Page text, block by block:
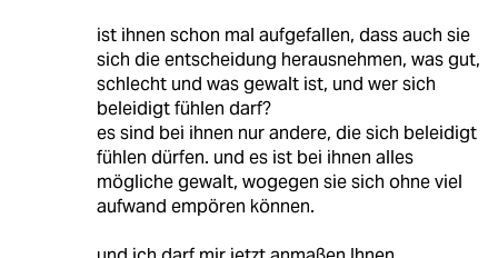
ist ihnen schon mal aufgefallen, dass auch sie
sich die entscheidung herausnehmen, was gut,
schlecht und was gewalt ist, und wer sich
beleidigt fühlen darf?
es sind bei ihnen nur andere, die sich beleidigt
fühlen dürfen. und es ist bei ihnen alles
mögliche gewalt, wogegen sie sich ohne viel
aufwand empören können.